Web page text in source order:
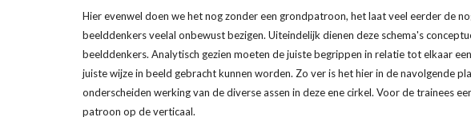
Hier evenwel doen we het nog zonder een grondpatroon, het laat veel eerder de
beelddenkers veelal onbewust bezigen. Uiteindelijk dienen deze schema's
beelddenkers. Analytisch gezien moeten de juiste begrippen in relatie tot elkaar
juiste wijze in beeld gebracht kunnen worden. Zo ver is het hier in de navolgende
onderscheiden werking van de diverse assen in deze ene cirkel. Voor de trainees
patroon op de verticaal.